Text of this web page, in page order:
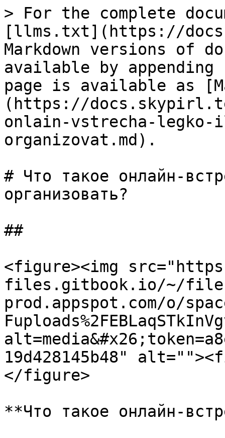
> For the complete
[llms.txt](https://
Markdown versions of
available by
page is available as
(https://
onlain-vstrecha-
organizovat.md).
# Что такое онлайн-
организовать?
##
<figure><img
files.gitbook.io/~/
prod.appspot.com/o/
19d428145b48"
</figure>
**Что такое онлайн-